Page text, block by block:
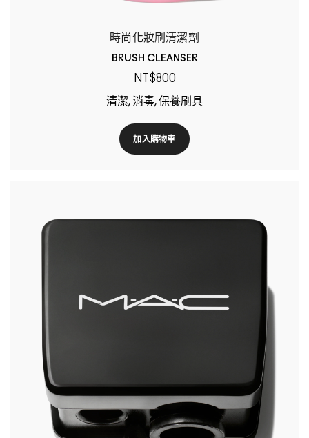
時尚化妝刷清潔劑
BRUSH CLEANSER
NT$800
清潔, 消毒, 保養刷具
加入購物車